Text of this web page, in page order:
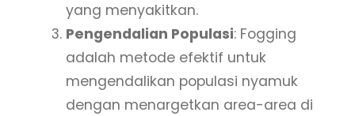
yang menyakitkan.
Pengendalian Populasi: Fogging
adalah metode efektif untuk
mengendalikan populasi nyamuk
dengan menargetkan area-area di